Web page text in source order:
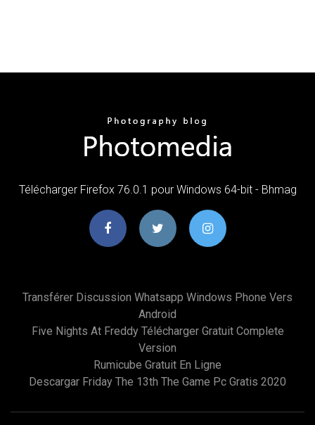
Télécharger Firefox 76.0.1 pour Windows 64-bit - Bhmag
Transférer Discussion Whatsapp Windows Phone Vers
Android
Five Nights At Freddy Télécharger Gratuit Complete
Version
Rumicube Gratuit En Ligne
Descargar Friday The 13th The Game Pc Gratis 2020